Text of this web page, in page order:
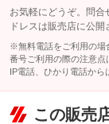
お気軽にどうぞ。問
ドレスは販売店に公開
※無料電話をご利用の場
番号ご利用の際の注意点
IP電話、ひかり電話から
この販売